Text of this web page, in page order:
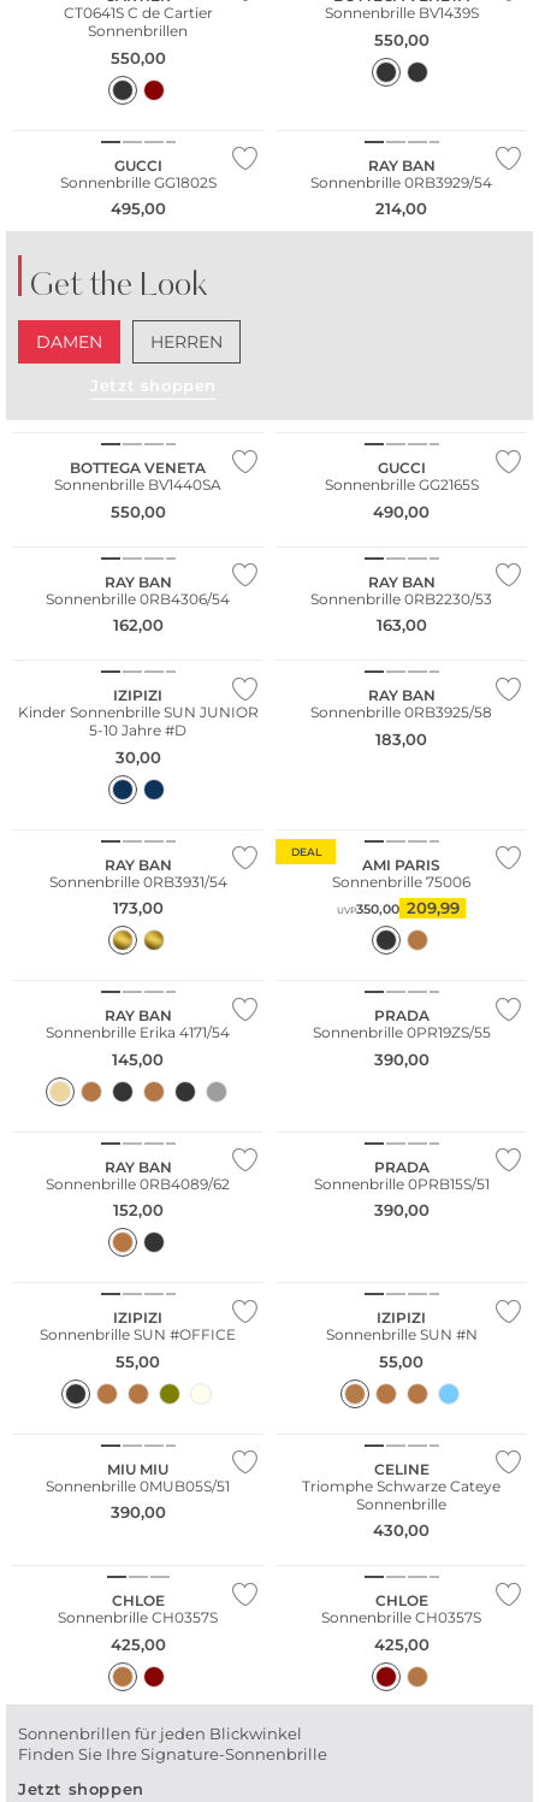
CT0641S C de Cartier
Sonnenbrillen
550,00
Sonnenbrille BV1439S
550,00
GUCCI
Sonnenbrille GG1802S
495,00
RAY BAN
Sonnenbrille 0RB3929/54
214,00
Get the Look
DAMEN HERREN
Jetzt shoppen
BOTTEGA VENETA
Sonnenbrille BV1440SA
550,00
GUCCI
Sonnenbrille GG2165S
490,00
RAY BAN
Sonnenbrille 0RB4306/54
162,00
RAY BAN
Sonnenbrille 0RB2230/53
163,00
IZIPIZI
Kinder Sonnenbrille SUN JUNIOR
5-10 Jahre #D
30,00
RAY BAN
Sonnenbrille 0RB3925/58
183,00
RAY BAN
Sonnenbrille 0RB3931/54
173,00
DEAL
AMI PARIS
Sonnenbrille 75006
UVP350,00 209,99
RAY BAN
Sonnenbrille Erika 4171/54
145,00
PRADA
Sonnenbrille 0PR19ZS/55
390,00
RAY BAN
Sonnenbrille 0RB4089/62
152,00
PRADA
Sonnenbrille 0PRB15S/51
390,00
IZIPIZI
Sonnenbrille SUN #OFFICE
55,00
IZIPIZI
Sonnenbrille SUN #N
55,00
MIU MIU
Sonnenbrille 0MUB05S/51
390,00
Fashion Tipp
CELINE
Triomphe Schwarze Cateye
Sonnenbrille
430,00
CHLOE
Sonnenbrille CH0357S
425,00
Fashion Tipp
CHLOE
Sonnenbrille CH0357S
425,00
Sonnenbrillen für jeden Blickwinkel
Finden Sie Ihre Signature-Sonnenbrille
Jetzt shoppen